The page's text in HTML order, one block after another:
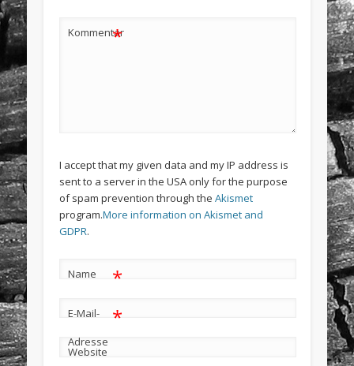
Kommentar
*
I accept that my given data and my IP address is
sent to a server in the USA only for the purpose
of spam prevention through the Akismet
program.More information on Akismet and
GDPR.
Name *
E-Mail-
Adresse
*
Website